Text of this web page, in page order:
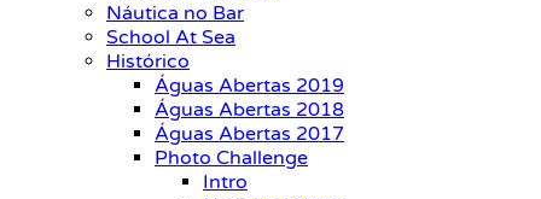
Náutica no Bar
School At Sea
Histórico
Águas Abertas 2019
Águas Abertas 2018
Águas Abertas 2017
Photo Challenge
Intro